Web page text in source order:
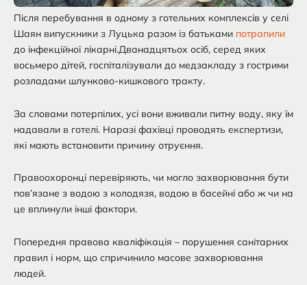
Після перебування в одному з готельних комплексів у селі
Шаян випускники з Луцька разом із батьками потрапили
до інфекційної лікарні.Дванадцятьох осіб, серед яких
восьмеро дітей, госпіталізували до медзакладу з гострими
розладами шлунково-кишкового тракту.
За словами потерпілих, усі вони вживали питну воду, яку їм
надавали в готелі. Наразі фахівці проводять експертизи,
які мають встановити причину отруєння.
Правоохоронці перевіряють, чи могло захворювання бути
пов’язане з водою з колодязя, водою в басейні або ж чи на
це вплинули інші фактори.
Попередня правова кваліфікація – порушення санітарних
правил і норм, що спричинило масове захворювання
людей.